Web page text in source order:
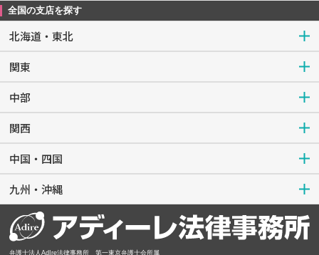
全国の支店を探す
北海道・東北
関東
中部
関西
中国・四国
九州・沖縄
弁護士法人AdIre法律事務所 第一東京弁護士会所属